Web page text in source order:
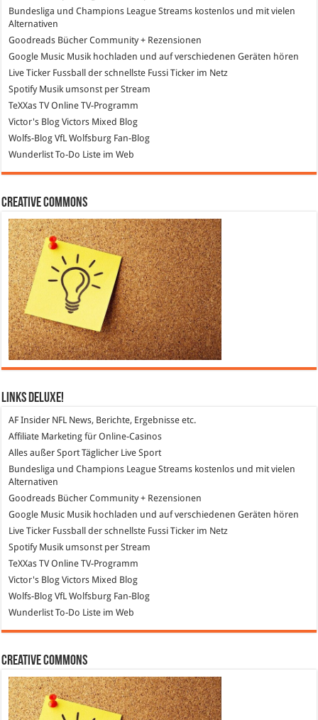
Bundesliga und Champions League Streams kostenlos und mit vielen
Alternativen
Goodreads Bücher Community + Rezensionen
Google Music Musik hochladen und auf verschiedenen Geräten hören
Live Ticker Fussball der schnellste Fussi Ticker im Netz
SpotifyMusik umsonst per Stream
TeXXas TVOnline TV-Programm
Victor's Blog Victors Mixed Blog
Wolfs-Blog VfL Wolfsburg Fan-Blog
Wunderlist To-Do Liste im Web
Creative Commons
Links DeLuXe!
AF Insider NFL News, Berichte, Ergebnisse etc.
Affiliate Marketing für Online-Casinos
Alles außer SportTäglicher Live Sport
Bundesliga und Champions League Streams kostenlos und mit vielen
Alternativen
Goodreads Bücher Community + Rezensionen
Google Music Musik hochladen und auf verschiedenen Geräten hören
Live Ticker Fussball
der schnellste Fussi Ticker im Netz
SpotifyMusik umsonst per Stream
TeXXas TVOnline TV-Programm
Victor's Blog Victors Mixed Blog
Wolfs-Blog VfL Wolfsburg Fan-Blog
WunderlistTo-Do Liste im Web
Creative Commons